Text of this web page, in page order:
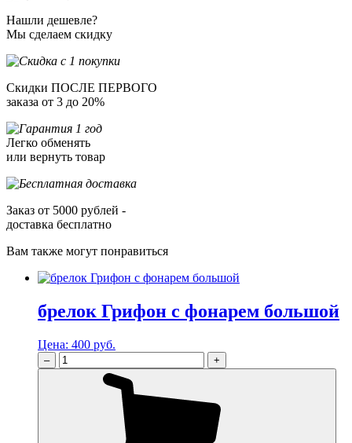
Нашли дешевле?
Мы сделаем скидку
Скидки ПОСЛЕ ПЕРВОГО
заказа от 3 до 20%
Легко обменять
или вернуть товар
Заказ от 5000 рублей -
доставка бесплатно
Вам также могут понравиться
брелок Грифон с фонарем большой
Цена: 400 руб.
– +